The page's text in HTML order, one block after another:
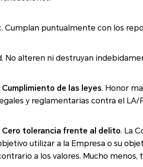
Cumplan puntualmente con los
No alteren ni destruyan
Cumplimiento de las leyes. Honor
y reglamentarias contra el LA/
Cero tolerancia frente al delito. La
utilizar a la Empresa o su objeto social para
a los valores. Mucho menos,